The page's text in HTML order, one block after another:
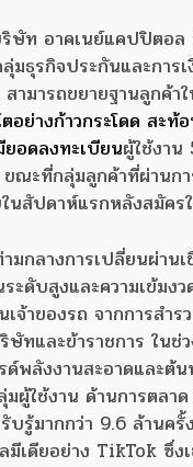
ษัท อาคเนย์แคปปิตอ
รกิจประกันและการ
มารถขยายฐานลูกค้า
ย่างก้าวกระโดด สะ
อดลงทะเบียนผู้ใช้งาน
ณะที่กลุ่มลูกค้าที่ผ่านก
นสัปดาห์แรกหลังสมัคร
กลางการเปลี่ยนผ่าน
ะดับสูงและความเข้ม
าของรถ จากการสำ
และข้าราชการ ในช่
พลังงานสะอาดและ
มผู้ใช้งาน ด้านการต
รู้มากกว่า 9.6 ล้านค
ดียอย่าง TikTok ซึ่ง